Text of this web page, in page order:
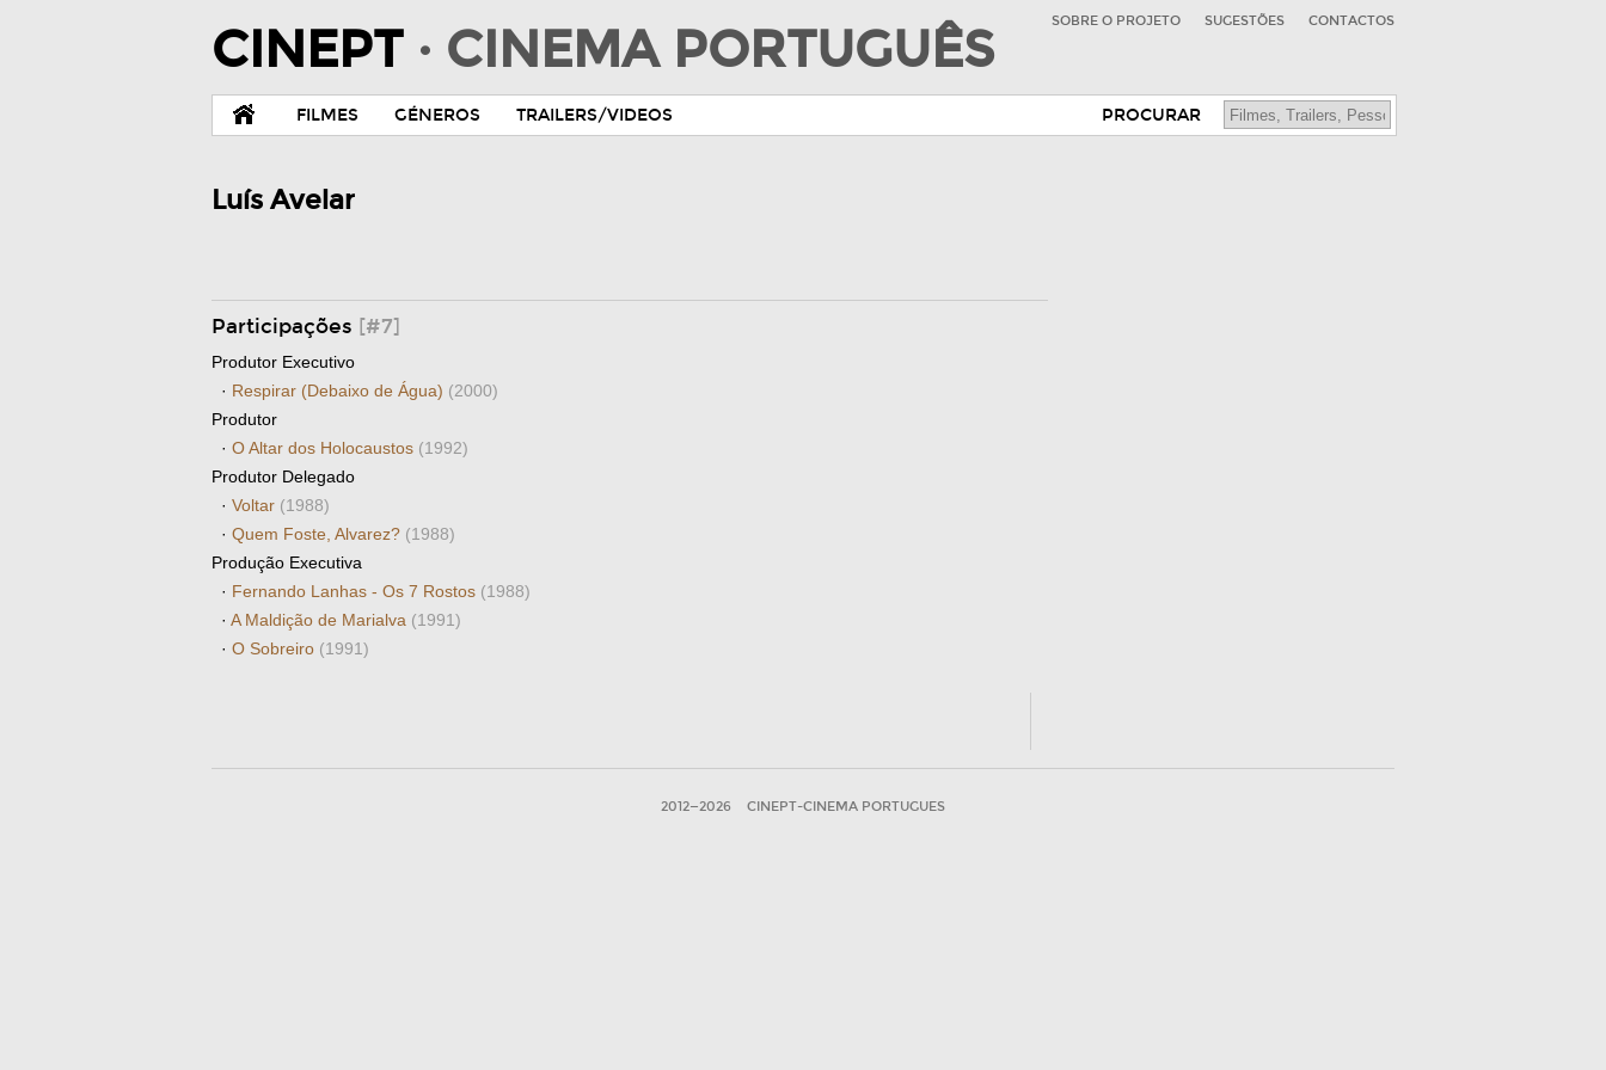
CINEPT · CINEMA PORTUGUÊS SOBRE O PROJETO SUGESTÕES CONTACTOS
FILMES GÉNEROS TRAILERS/VIDEOS PROCURAR
Luís Avelar
Participações [#7]
Produtor Executivo
· Respirar (Debaixo de Água) (2000)
Produtor
· O Altar dos Holocaustos (1992)
Produtor Delegado
· Voltar (1988)
· Quem Foste, Alvarez? (1988)
Produção Executiva
· Fernando Lanhas - Os 7 Rostos (1988)
· A Maldição de Marialva (1991)
· O Sobreiro (1991)
2012—2026 CINEPT-CINEMA PORTUGUES